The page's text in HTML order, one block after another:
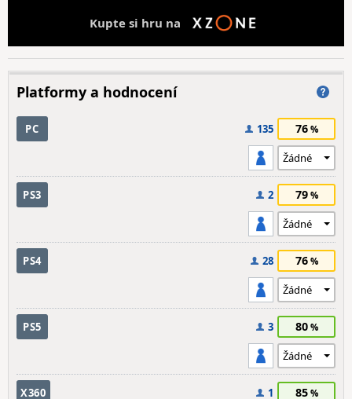
Kupte si hru na
Platformy a hodnocení
PC 135 76
PS3 2 79
PS4 28 76
PS5 3 80
X360 1 85